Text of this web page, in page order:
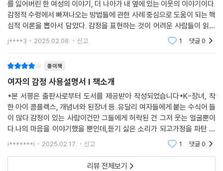
리 삶에 관여한다. 그런 기억들이 힘들어도 힘들다는 말을 못 하게 만든다.
그러나 이제는 힘들 때 그냥 힘들다고 말하자. 자신을 힘들게 하는 감정 앞
떠올려보자. 나에게 해가 되는 말, 나를 불행으로 이끄는 말과 행동 앞에서
되어 있을 것이다.
남편이 아내에게 선물하는 책
“그는 십 분간 자신의 고충과 감정을 털어놓았다. 아내는 조용히 들으며 고
개를 끄덕였다. ‘그랬구나. 정말 힘들었겠다.’ 남편은 눈시울이 붉어진 채
아내의 말을 듣기만 했다. 두 사람은 말없이 서로의 눈을 지그시 바라볼 뿐
대방을 눈을 지그시 바라본 적이 있는지. 부부간에 대화를 자주 나누는지.
를 잃어버린 한 여성의 이야기, 더 나아가 내 옆에 있는 이웃의 이야기이다.
감정적 수렁에서 빠져나오는 방법들에 관한 사례 중심으로 도움이 되는 핵
심적 이론을 뽑아서 담았다. 감정을 표현하는 것이 어려운 사람들이 읽으
면 좋은 책이다.제목이 왜 여자의 감정청소일까? 남자들이 들으면 억울할
지 모르지만
j****3 2025.02.08. 신고 1 댓글0
종이책
여자의 감정 사용설명서 I 책소개
*본 서평은 출판사로부터 도서를 제공받아 작성되었습니다*K-장녀, 착
한 아이 콤플렉스, 개념녀와 된장녀 등..유달리 여자들에게 붙는 수식어 들
이 많다.감정이 있는 사람이건만 그들에게 허락된 건 그저 웃는 얼굴뿐이
다.나의 마음을 이야기했을 뿐인데,듣기 싫은 소리가 되고가정을 파탄 내
는 며느리가 되고엄마와 아들 사이를 갈라놓는 훼방꾼이 되어버린다.어디
i*******i 2025.02.17. 신고 1 댓글0
리뷰 전체보기